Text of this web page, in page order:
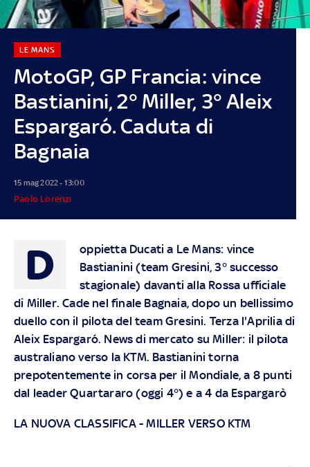
MotoGP, GP Francia: vince
Bastianini, 2° Miller, 3° Aleix
Espargaró. Caduta di
Bagnaia
LE MANS
15 mag 2022 - 13:00
Paolo Lorenzi
D
oppietta Ducati a Le Mans: vince
Bastianini (team Gresini, 3° successo
stagionale) davanti alla Rossa ufficiale
di Miller. Cade nel finale Bagnaia, dopo un bellissimo
duello con il pilota del team Gresini. Terza l'Aprilia di
Aleix Espargaró. News di mercato su Miller: il pilota
australiano verso la KTM. Bastianini torna
prepotentemente in corsa per il Mondiale, a 8 punti
dal leader Quartararo (oggi 4°) e a 4 da Espargarò
LA NUOVA CLASSIFICA-MILLER VERSO KTM